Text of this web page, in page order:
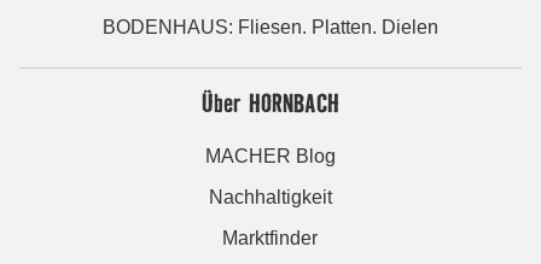
BODENHAUS: Fliesen. Platten. Dielen
Über HORNBACH
MACHER Blog
Nachhaltigkeit
Marktfinder